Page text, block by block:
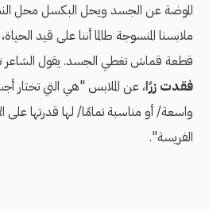
الموضة عن الجسد ويحل البكسل محل
ملابسنا المنسوجة طالما أننا على قيد
قطعة قماش تغطي الجسد. يقول الشاعر
فقدت زرًا، عن الملابس "هي التي تختار
واسعة/ أو مناسبة تمامًا/ لها قدرتها
الفريسة".